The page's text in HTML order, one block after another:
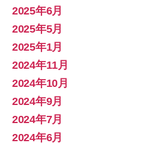
2025年6月
2025年5月
2025年1月
2024年11月
2024年10月
2024年9月
2024年7月
2024年6月